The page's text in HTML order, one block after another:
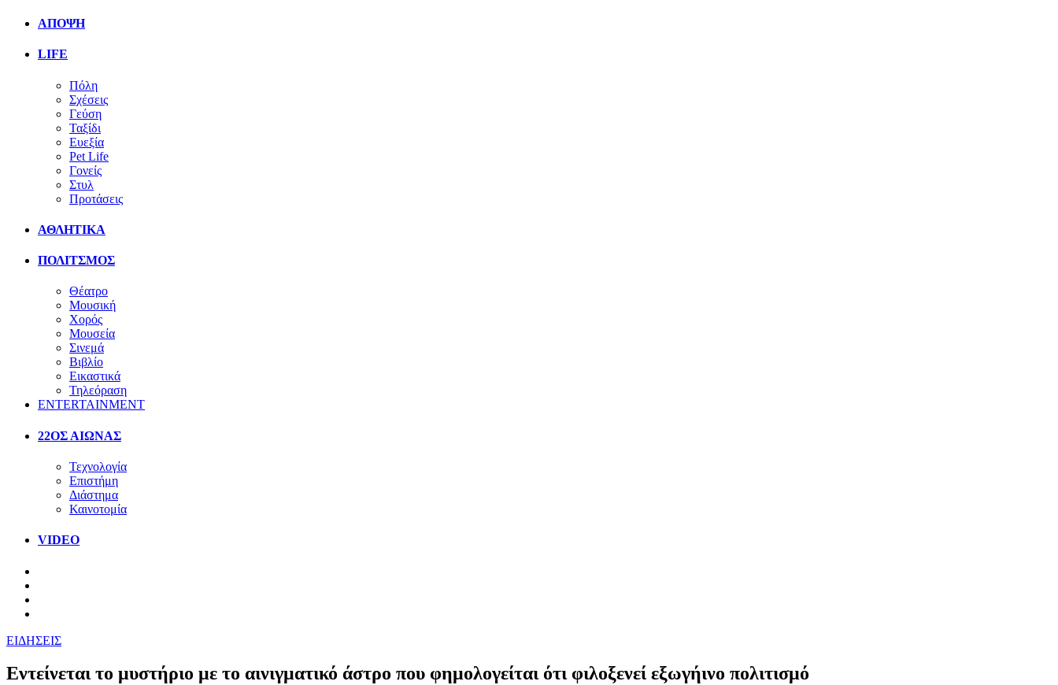
ΑΠΟΨΗ
LIFE
Πόλη
Σχέσεις
Γεύση
Ταξίδι
Ευεξία
Pet Life
Γονείς
Στυλ
Προτάσεις
ΑΘΛΗΤΙΚΑ
ΠΟΛΙΤΣΜΟΣ
Θέατρο
Μουσική
Χορός
Μουσεία
Σινεμά
Βιβλίο
Εικαστικά
Τηλεόραση
ENTERTAINMENT
22ΟΣ ΑΙΩΝΑΣ
Τεχνολογία
Επιστήμη
Διάστημα
Καινοτομία
VIDEO
ΕΙΔΗΣΕΙΣ
Εντείνεται το μυστήριο με το αινιγματικό άστρο που φημολογείται ότι φιλοξενεί εξωγήινο πολιτισμό